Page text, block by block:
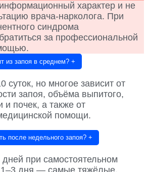
характер и не
врача-нарколога. При
синдрома
за профессиональной
из запоя в среднем? +
суток, но многое зависит от
запоя, объёма выпитого,
и почек, а также от
помощи.
после недельного запоя? +
при самостоятельном